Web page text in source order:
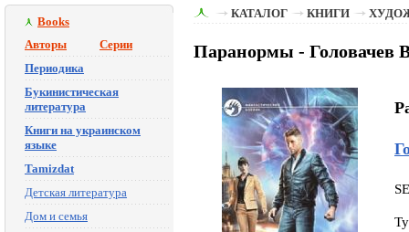
Books
Авторы
Серии
Периодика
Букинистическая
литература
Книги на украинском
языке
Tamizdat
Детская литература
Дом и семья
КАТАЛОГ КНИГИ
Паранормы - Головачев